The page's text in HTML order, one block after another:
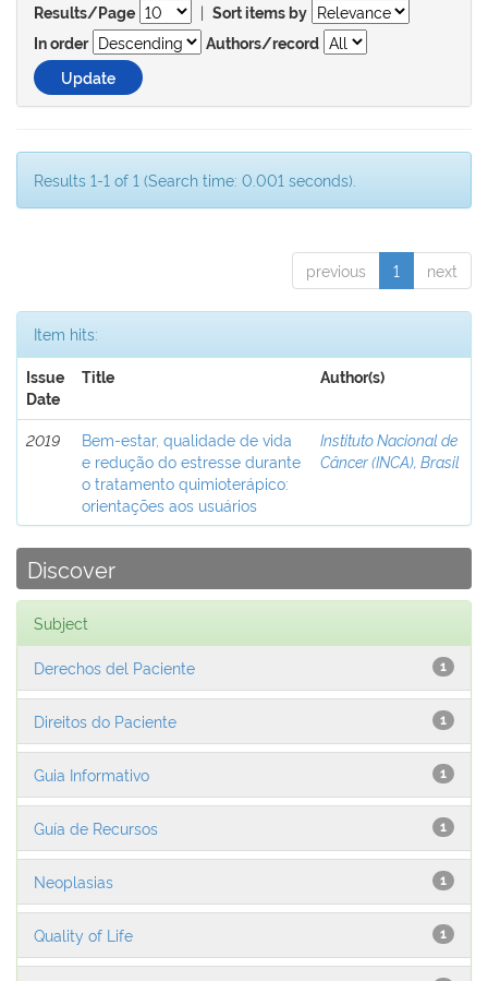
Results/Page | Sort items by
In order
Authors/record
Results 1-1 of 1 (Search time: 0.001 seconds).
previous 1 next
Item hits:
Issue
Date
Title Author(s)
2019
Bem-estar, qualidade de vida
e redução do estresse durante
o tratamento quimioterápico:
orientações aos usuários
Instituto Nacional de
Câncer (INCA), Brasil
Discover
Subject
1
Derechos del Paciente
1
Direitos do Paciente
1
Guia Informativo
1
Guía de Recursos
1
Neoplasias
1
Quality of Life